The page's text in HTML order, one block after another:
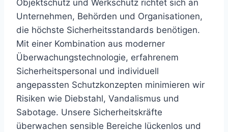
Objektschutz und Werkschutz richtet sich an
Unternehmen, Behörden und Organisationen,
die höchste Sicherheitsstandards benötigen.
Mit einer Kombination aus moderner
Überwachungstechnologie, erfahrenem
Sicherheitspersonal und individuell
angepassten Schutzkonzepten minimieren wir
Risiken wie Diebstahl, Vandalismus und
Sabotage. Unsere Sicherheitskräfte
überwachen sensible Bereiche lückenlos und